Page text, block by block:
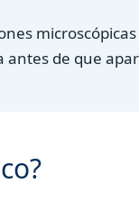
de que